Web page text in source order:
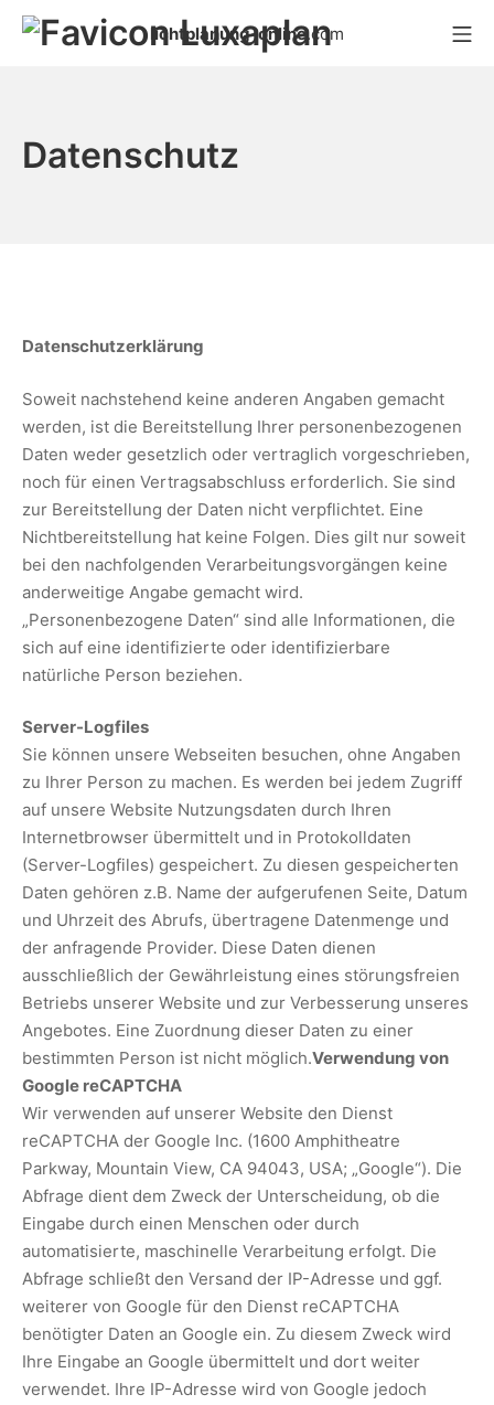
Zum
Inhalt
lichtplanung-online.com
Datenschutz
Datenschutzerklärung
Soweit nachstehend keine anderen Angaben gemacht
werden, ist die Bereitstellung Ihrer personenbezogenen
Daten weder gesetzlich oder vertraglich vorgeschrieben,
noch für einen Vertragsabschluss erforderlich. Sie sind
zur Bereitstellung der Daten nicht verpflichtet. Eine
Nichtbereitstellung hat keine Folgen. Dies gilt nur soweit
bei den nachfolgenden Verarbeitungsvorgängen keine
anderweitige Angabe gemacht wird.
„Personenbezogene Daten“ sind alle Informationen, die
sich auf eine identifizierte oder identifizierbare
natürliche Person beziehen.
Server-Logfiles
Sie können unsere Webseiten besuchen, ohne Angaben
zu Ihrer Person zu machen. Es werden bei jedem Zugriff
auf unsere Website Nutzungsdaten durch Ihren
Internetbrowser übermittelt und in Protokolldaten
(Server-Logfiles) gespeichert. Zu diesen gespeicherten
Daten gehören z.B. Name der aufgerufenen Seite, Datum
und Uhrzeit des Abrufs, übertragene Datenmenge und
der anfragende Provider. Diese Daten dienen
ausschließlich der Gewährleistung eines störungsfreien
Betriebs unserer Website und zur Verbesserung unseres
Angebotes. Eine Zuordnung dieser Daten zu einer
bestimmten Person ist nicht möglich.Verwendung von
Google reCAPTCHA
Wir verwenden auf unserer Website den Dienst
reCAPTCHA der Google Inc. (1600 Amphitheatre
Parkway, Mountain View, CA 94043, USA; „Google“). Die
Abfrage dient dem Zweck der Unterscheidung, ob die
Eingabe durch einen Menschen oder durch
automatisierte, maschinelle Verarbeitung erfolgt. Die
Abfrage schließt den Versand der IP-Adresse und ggf.
weiterer von Google für den Dienst reCAPTCHA
benötigter Daten an Google ein. Zu diesem Zweck wird
Ihre Eingabe an Google übermittelt und dort weiter
verwendet. Ihre IP-Adresse wird von Google jedoch